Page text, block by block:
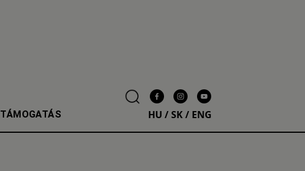
TÁMOGATÁS HU /SK/ ENG